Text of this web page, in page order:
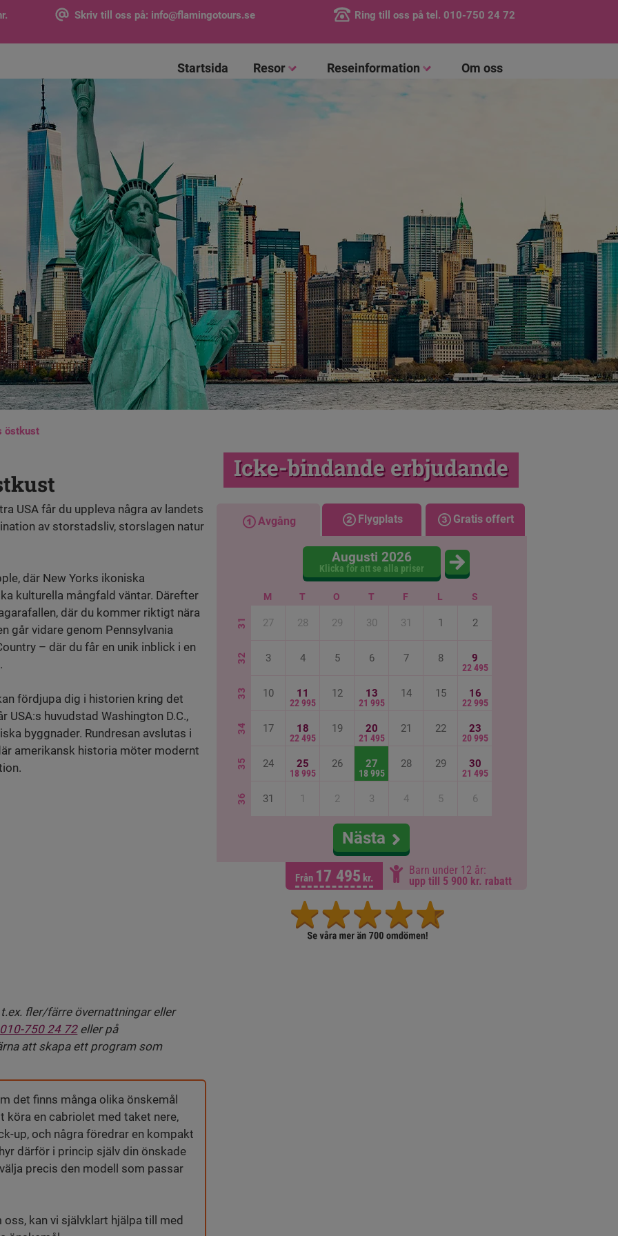
Skriv till oss på: info@flamingotours.se Ring till oss på tel. 010-750 24 72
Startsida Resor Reseinformation Om oss
östkust
USA får du uppleva några av landets
av storstadsliv, storslagen natur
där New Yorks ikoniska
kulturella mångfald väntar. Därefter
där du kommer riktigt nära
går vidare genom Pennsylvania
– där du får en unik inblick i en
fördjupa dig i historien kring det
USA:s huvudstad Washington D.C.,
byggnader. Rundresan avslutas i
amerikansk historia möter modernt
fler/färre övernattningar eller
010-750 24 72eller på
att skapa ett program som
det finns många olika önskemål
köra en cabriolet med taket nere,
up, och några föredrar en kompakt
därför i princip själv din önskade
precis den modell som passar
kan vi självklart hjälpa till med
Icke-bindande erbjudande
Avgång Flygplats Gratis offert
Augusti 2026
Klicka för att se alla priser
M T O T F L S
31
32
33
34
35
36
27 28 29 30 31 1 2
3 4 5 6 7 8 9
22 495
10 11
22 995
12 13
21 995
14 15 16
22 995
17 18
22 495
19 20
21 495
21 22 23
20 995
24 25
18 995
26 27
18 995
28 29 30
21 495
31 1 2 3 4 5 6
Nästa
Från 17 495 kr.
Barn under 12 år:
upp till 5 900 kr. rabatt